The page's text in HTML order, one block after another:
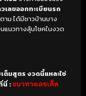
วเลขออกทะเบียนรถ
ม ได้มีชาวบ้านบาง
นแนวทางลุ้นโชคในงวด
ต็มสูตร งวดนี้แหละใช่
นี่ : แนวทางเลขเด็ด